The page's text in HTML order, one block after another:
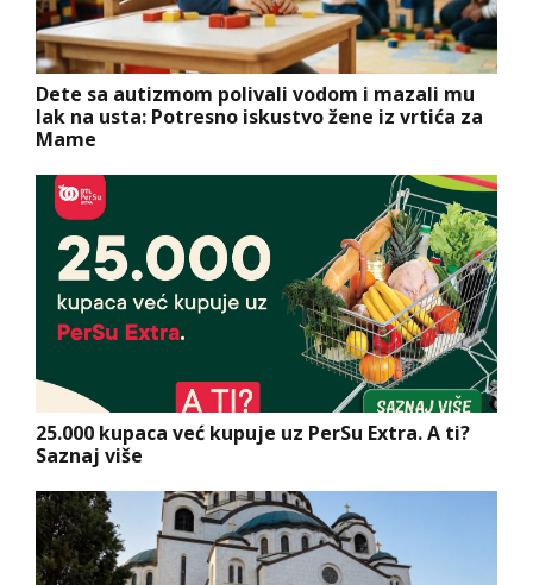
Dete sa autizmom polivali vodom i mazali mu
lak na usta: Potresno iskustvo žene iz vrtića za
Mame
25.000 kupaca već kupuje uz PerSu Extra. A ti?
Saznaj više